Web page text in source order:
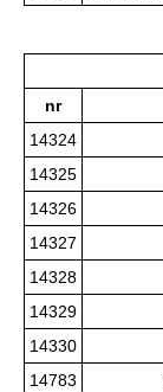
nr
14324
14325
14326
14327
14328
14329
14330
14783